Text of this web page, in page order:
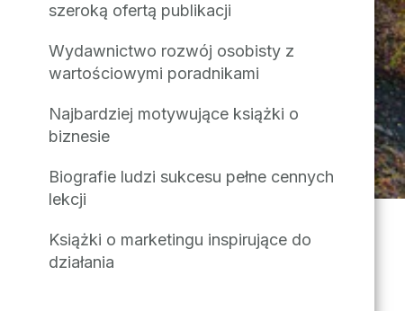
szeroką ofertą publikacji
Wydawnictwo rozwój osobisty z
wartościowymi poradnikami
Najbardziej motywujące książki o
biznesie
Biografie ludzi sukcesu pełne cennych
lekcji
Książki o marketingu inspirujące do
działania